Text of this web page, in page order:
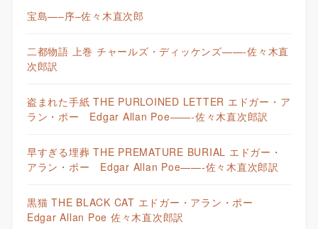
宝島—–序–佐々木直次郎
二都物語 上巻 チャールズ・ディッケンズ——-佐々木直
次郎訳
盗まれた手紙 THE PURLOINED LETTER エドガー・ア
ラン・ポー Edgar Allan Poe——-佐々木直次郎訳
早すぎる埋葬 THE PREMATURE BURIAL エドガー・
アラン・ポー Edgar Allan Poe——-佐々木直次郎訳
黒猫 THE BLACK CAT エドガー・アラン・ポー
Edgar Allan Poe 佐々木直次郎訳